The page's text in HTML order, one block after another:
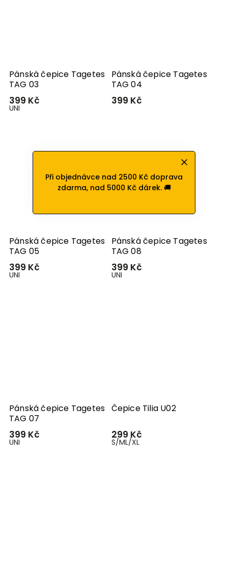
Při objednávce nad 2500 Kč doprava
zdarma, nad 5000 Kč dárek. 🚚
Pánská čepice Tagetes
TAG 03
399 Kč
UNI
Pánská čepice Tagetes
TAG 04
399 Kč
Pánská čepice Tagetes
TAG 05
399 Kč
UNI
Pánská čepice Tagetes
TAG 08
399 Kč
UNI
Pánská čepice Tagetes
TAG 07
399 Kč
UNI
Čepice Tilia U02
299 Kč
S/ML/XL